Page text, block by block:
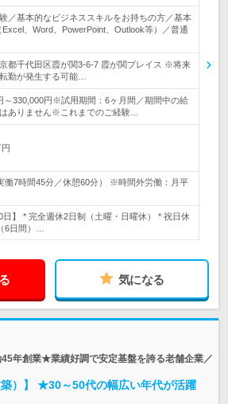
／基本的なビジネススキルをお持ちの方／基本
、Word、PowerPoint、Outlook等）／普通
都千代田区霞が関3-6-7 霞が関プレイス ※将来
勤が発生する可能…
～330,000円※試用期間：6ヶ月間／期間中の給
ありません※これまでのご経験…
働7時間45分／休憩60分） ※時間外労働：月平
日】 * 完全週休2日制（土曜・日曜休） * 祝日休
6日間）…
気になる
年創業★業績好調で安定基盤を誇る老舗企業／
築）】 ★30～50代の幅広い年代が活躍